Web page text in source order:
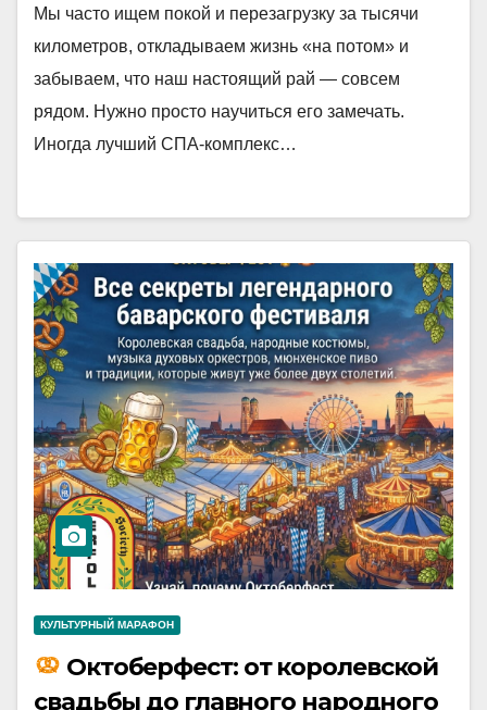
Мы часто ищем покой и перезагрузку за тысячи
километров, откладываем жизнь «на потом» и
забываем, что наш настоящий рай — совсем
рядом. Нужно просто научиться его замечать.
Иногда лучший СПА-комплекс…
КУЛЬТУРНЫЙ МАРАФОН
Октоберфест: от королевской
свадьбы до главного народного